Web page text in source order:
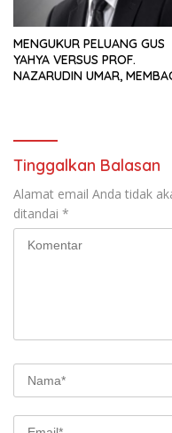
MENGUKUR PELUANG GUS
YAHYA VERSUS PROF.
NAZARUDIN UMAR,
Tinggalkan Balasan
Alamat email Anda tidak
ditandai *